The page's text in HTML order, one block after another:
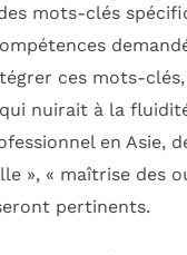
mots-clés
ces mots-clés,
nuirait à la
en Asie,
», « maîtrise des
pertinents.